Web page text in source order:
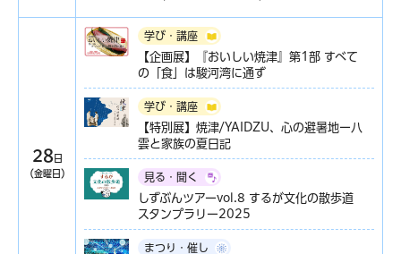
28 日
（金曜日）
学び・講座
【企画展】『おいしい焼津』第1部 すべて
の「食」は駿河湾に通ず
学び・講座
【特別展】焼津/YAIDZU、心の避暑地ー八
雲と家族の夏日記
見る・聞く
しずぶんツアーvol.8 するが文化の散歩道
スタンプラリー2025
まつり・催し